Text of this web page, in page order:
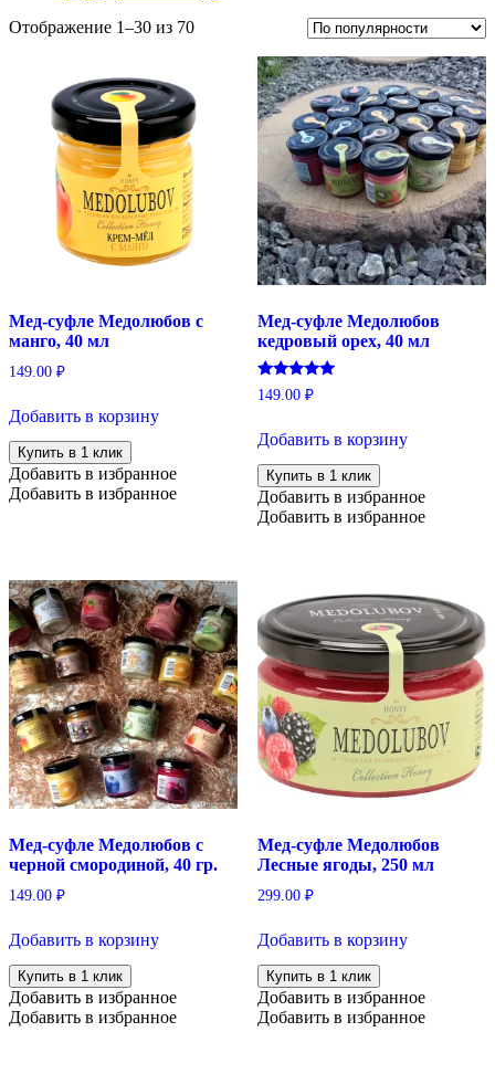
Отображение 1–30 из 70
Мед-суфле Медолюбов с
манго, 40 мл
149.00 ₽
Добавить в корзину
Купить в 1 клик
Добавить в избранное
Добавить в избранное
Мед-суфле Медолюбов
кедровый орех, 40 мл
Оценка
5.00
149.00 ₽
Добавить в корзину
Купить в 1 клик
Добавить в избранное
Добавить в избранное
Мед-суфле Медолюбов с
черной смородиной, 40 гр.
149.00 ₽
Добавить в корзину
Купить в 1 клик
Добавить в избранное
Добавить в избранное
Мед-суфле Медолюбов
Лесные ягоды, 250 мл
299.00 ₽
Добавить в корзину
Купить в 1 клик
Добавить в избранное
Добавить в избранное